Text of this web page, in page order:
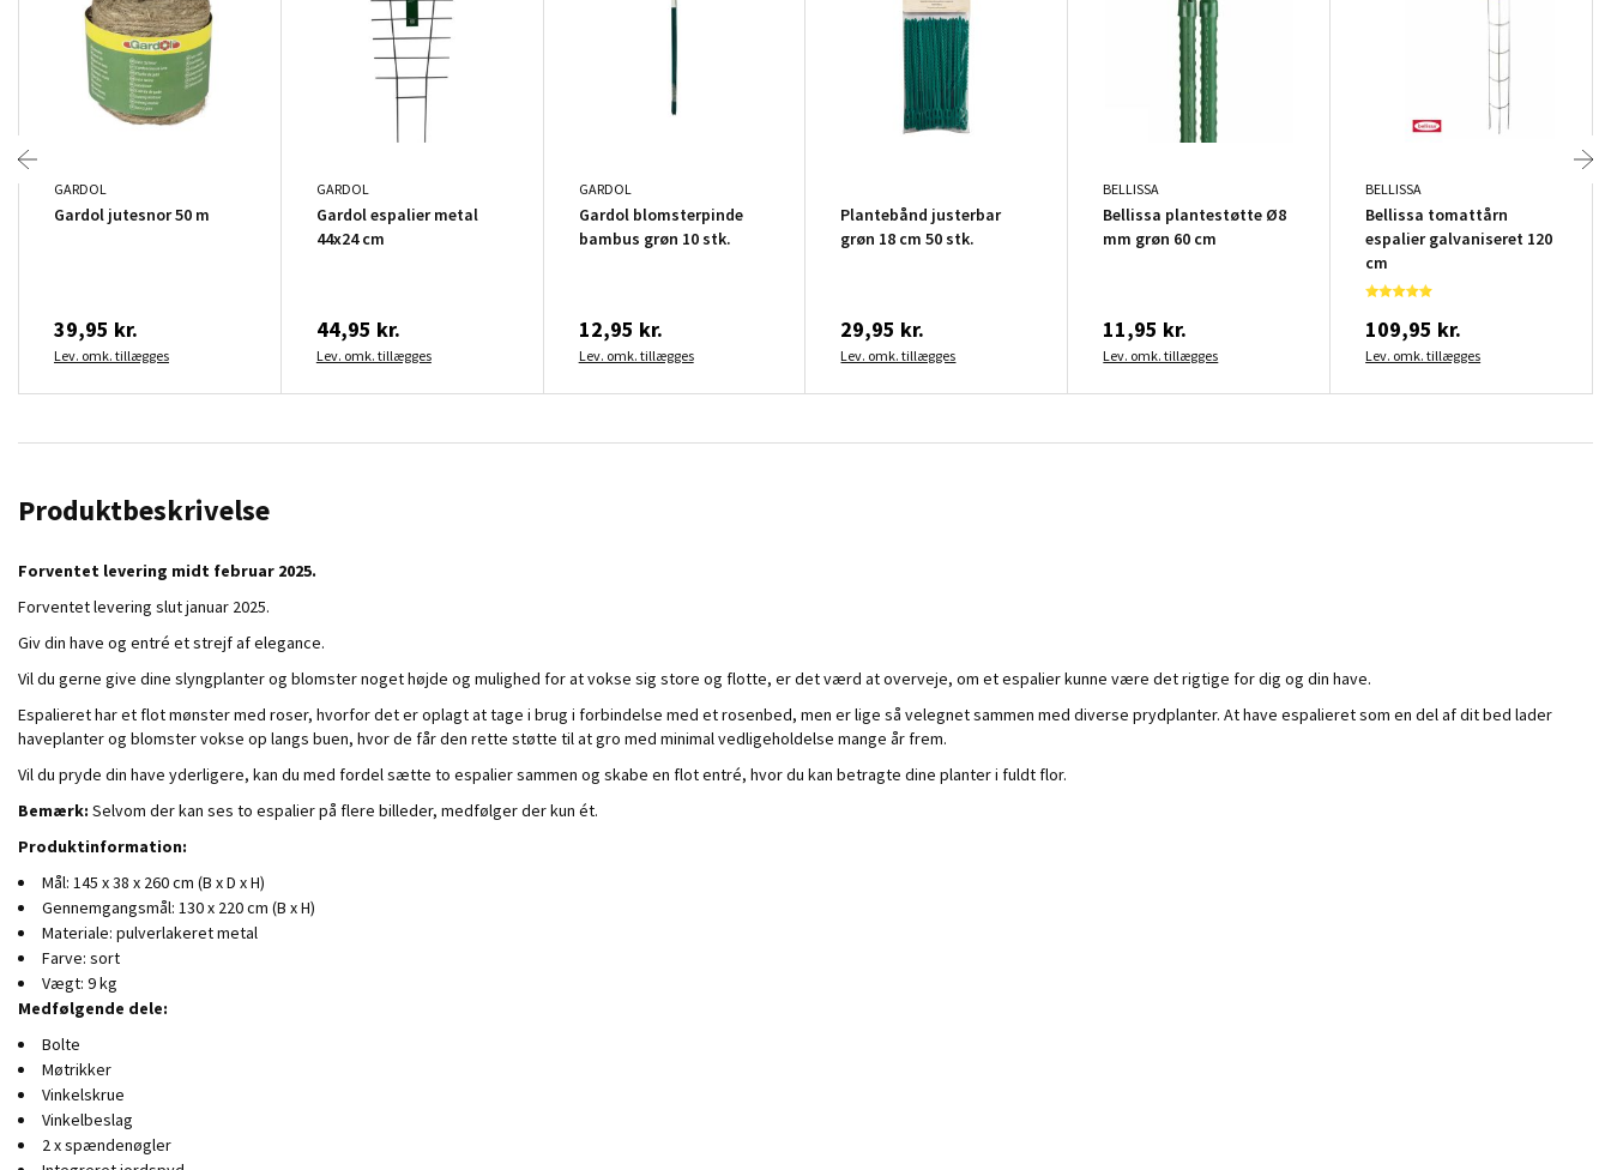
GARDOL
Gardol jutesnor 50 m
39,95 kr.
Lev. omk. tillægges
GARDOL
Gardol espalier metal
44x24 cm
44,95 kr.
Lev. omk. tillægges
GARDOL
Gardol blomsterpinde
bambus grøn 10 stk.
12,95 kr.
Lev. omk. tillægges
Plantebånd justerbar
grøn 18 cm 50 stk.
29,95 kr.
Lev. omk. tillægges
BELLISSA
Bellissa plantestøtte Ø8
mm grøn 60 cm
11,95 kr.
Lev. omk. tillægges
BELLISSA
Bellissa tomattårn
espalier galvaniseret 120
cm
109,95 kr.
Lev. omk. tillægges
Produktbeskrivelse
Forventet levering midt februar 2025.
Forventet levering slut januar 2025.
Giv din have og entré et strejf af elegance.
Vil du gerne give dine slyngplanter og blomster noget højde og mulighed for at vokse sig store og flotte, er det værd at overveje, om et espalier kunne være det rigtige for dig og din have.
Espalieret har et flot mønster med roser, hvorfor det er oplagt at tage i brug i forbindelse med et rosenbed, men er lige så velegnet sammen med diverse prydplanter. At have espalieret som en del af dit bed lader
haveplanter og blomster vokse op langs buen, hvor de får den rette støtte til at gro med minimal vedligeholdelse mange år frem.
Vil du pryde din have yderligere, kan du med fordel sætte to espalier sammen og skabe en flot entré, hvor du kan betragte dine planter i fuldt flor.
Bemærk: Selvom der kan ses to espalier på flere billeder, medfølger der kun ét.
Produktinformation:
Mål: 145 x 38 x 260 cm (B x D x H)
Gennemgangsmål: 130 x 220 cm (B x H)
Materiale: pulverlakeret metal
Farve: sort
Vægt: 9 kg
Medfølgende dele:
Bolte
Møtrikker
Vinkelskrue
Vinkelbeslag
2 x spændenøgler